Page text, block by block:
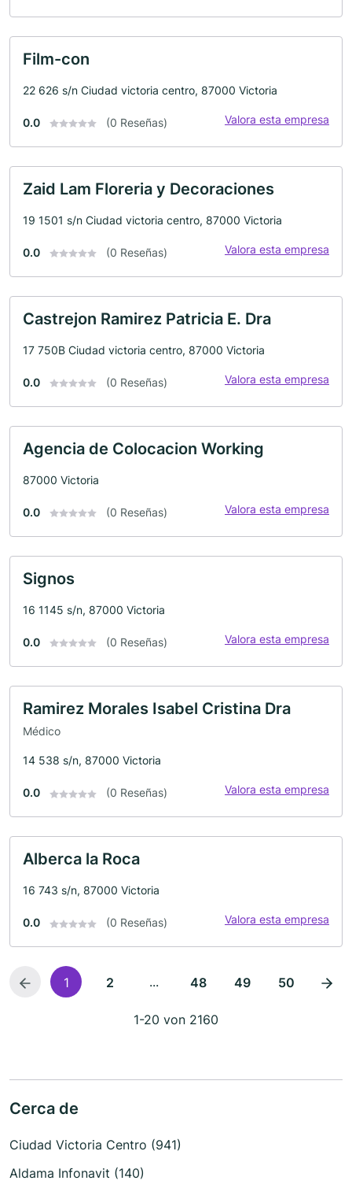
Film-con
22 626 s/n Ciudad victoria centro, 87000 Victoria
0.0 (0 Reseñas) Valora esta empresa
Zaid Lam Floreria y Decoraciones
19 1501 s/n Ciudad victoria centro, 87000 Victoria
0.0 (0 Reseñas) Valora esta empresa
Castrejon Ramirez Patricia E. Dra
17 750B Ciudad victoria centro, 87000 Victoria
0.0 (0 Reseñas) Valora esta empresa
Agencia de Colocacion Working
87000 Victoria
0.0 (0 Reseñas) Valora esta empresa
Signos
16 1145 s/n, 87000 Victoria
0.0 (0 Reseñas) Valora esta empresa
Ramirez Morales Isabel Cristina Dra
Médico
14 538 s/n, 87000 Victoria
0.0 (0 Reseñas) Valora esta empresa
Alberca la Roca
16 743 s/n, 87000 Victoria
0.0 (0 Reseñas) Valora esta empresa
1 2 ... 48 49 50
1-20 von 2160
Cerca de
Ciudad Victoria Centro (941)
Aldama Infonavit (140)